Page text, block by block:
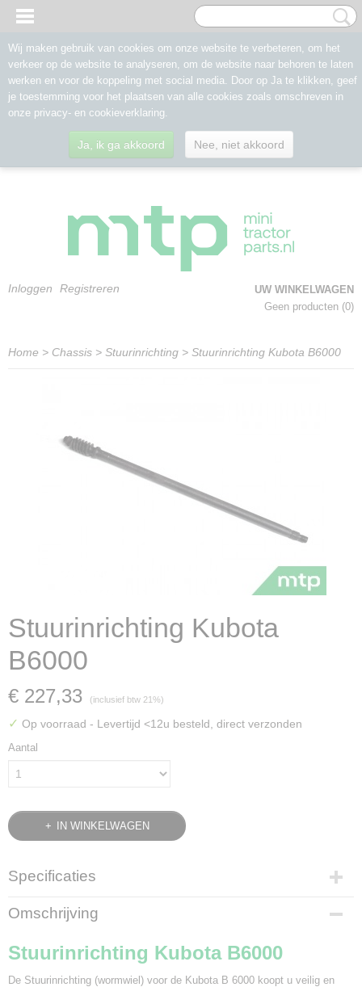
Inloggen Registreren
UW WINKELWAGEN
Geen producten (0)
Home > Chassis > Stuurinrichting > Stuurinrichting Kubota B6000
Stuurinrichting Kubota
B6000
€ 227,33 (inclusief btw 21%)
✓ Op voorraad - Levertijd <12u besteld, direct verzonden
Aantal
IN WINKELWAGEN
Specificaties
Productcode leverancier
66591-41126
1,05 Kg
Omschrijving
Stuurinrichting Kubota B6000
De Stuurinrichting (wormwiel) voor de Kubota B 6000 koopt u veilig en
Wij maken gebruik van cookies om onze website te verbeteren, om het
verkeer op de website te analyseren, om de website naar behoren te laten
werken en voor de koppeling met social media. Door op Ja te klikken, geef
je toestemming voor het plaatsen van alle cookies zoals omschreven in
onze privacy- en cookieverklaring.
Ja, ik ga akkoord Nee, niet akkoord